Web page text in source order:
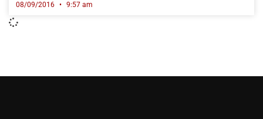
08/09/2016 9:57 am